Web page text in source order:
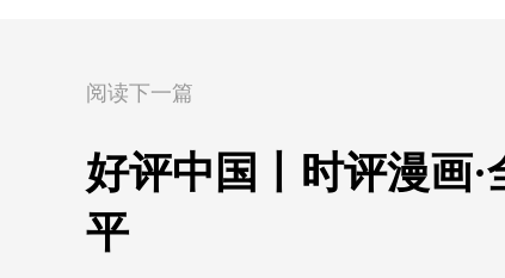
阅读下一篇
好评中国丨时评漫画
平